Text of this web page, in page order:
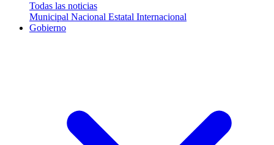
Todas las noticias
Municipal Nacional Estatal Internacional
Gobierno